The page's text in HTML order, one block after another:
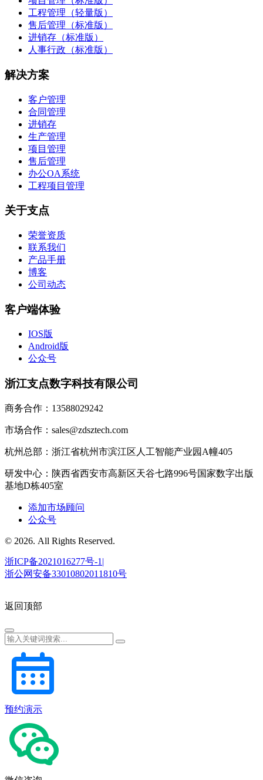
工程管理（轻量版）
售后管理（标准版）
进销存（标准版）
人事行政（标准版）
解决方案
客户管理
合同管理
进销存
生产管理
项目管理
售后管理
办公OA系统
工程项目管理
关于支点
荣誉资质
联系我们
产品手册
博客
公司动态
客户端体验
IOS版
Android版
公众号
浙江支点数字科技有限公司
商务合作：13588029242
市场合作：sales@zdsztech.com
杭州总部：浙江省杭州市滨江区人工智能产业园A幢405
研发中心：陕西省西安市高新区天谷七路996号国家数字出版
基地D栋405室
添加市场顾问
公众号
© 2026. All Rights Reserved.
浙ICP备2021016277号-1|
浙公网安备33010802011810号
返回顶部
预约演示